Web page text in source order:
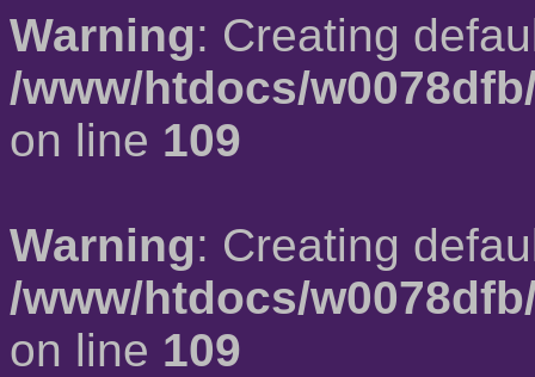
Warning: Creating
/www/htdocs/
on line 109
Warning: Creating
/www/htdocs/
on line 109